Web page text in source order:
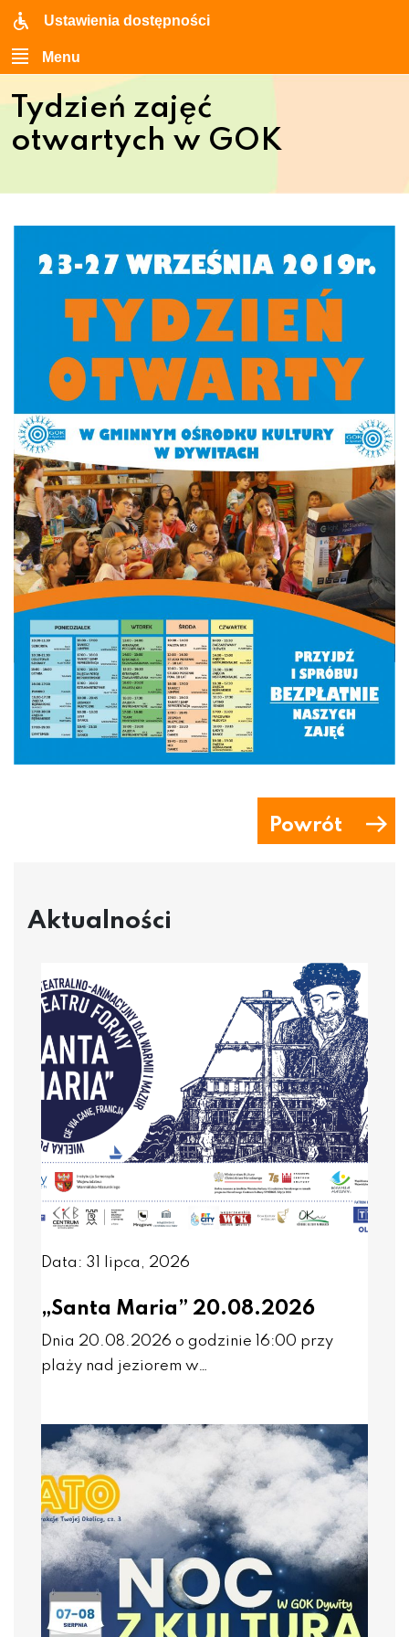
Ustawienia dostępności
Menu
Tydzień zajęć
otwartych w GOK
Powrót
Aktualności
Data: 31 lipca, 2026
„Santa Maria” 20.08.2026
Dnia 20.08.2026 o godzinie 16:00 przy
plaży nad jeziorem w…